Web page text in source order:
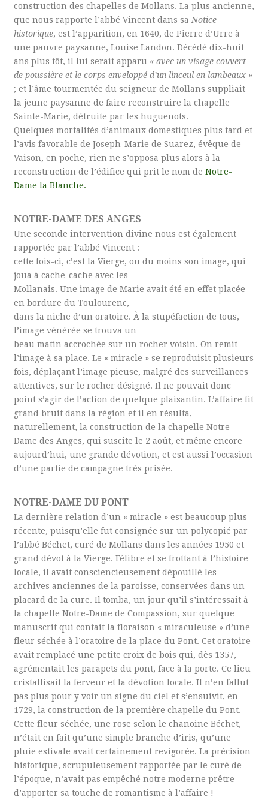
construction des chapelles de Mollans. La plus ancienne,
que nous rapporte l’abbé Vincent dans sa Notice
historique, est l’apparition, en 1640, de Pierre d’Urre à
une pauvre paysanne, Louise Landon. Décédé dix-huit
ans plus tôt, il lui serait apparu « avec un visage couvert
de poussière et le corps enveloppé d’un linceul en lambeaux »
; et l’âme tourmentée du seigneur de Mollans suppliait
la jeune paysanne de faire reconstruire la chapelle
Sainte-Marie, détruite par les huguenots.
Quelques mortalités d’animaux domestiques plus tard et
l’avis favorable de Joseph-Marie de Suarez, évêque de
Vaison, en poche, rien ne s’opposa plus alors à la
reconstruction de l’édifice qui prit le nom de Notre-
Dame la Blanche.
NOTRE-DAME DES ANGES
Une seconde intervention divine nous est également
rapportée par l’abbé Vincent :
cette fois-ci, c’est la Vierge, ou du moins son image, qui
joua à cache-cache avec les
Mollanais. Une image de Marie avait été en effet placée
en bordure du Toulourenc,
dans la niche d’un oratoire. À la stupéfaction de tous,
l’image vénérée se trouva un
beau matin accrochée sur un rocher voisin. On remit
l’image à sa place. Le « miracle » se reproduisit plusieurs
fois, déplaçant l’image pieuse, malgré des surveillances
attentives, sur le rocher désigné. Il ne pouvait donc
point s’agir de l’action de quelque plaisantin. L’affaire fit
grand bruit dans la région et il en résulta,
naturellement, la construction de la chapelle Notre-
Dame des Anges, qui suscite le 2 août, et même encore
aujourd’hui, une grande dévotion, et est aussi l’occasion
d’une partie de campagne très prisée.
NOTRE-DAME DU PONT
La dernière relation d’un « miracle » est beaucoup plus
récente, puisqu’elle fut consignée sur un polycopié par
l’abbé Béchet, curé de Mollans dans les années 1950 et
grand dévot à la Vierge. Félibre et se frottant à l’histoire
locale, il avait consciencieusement dépouillé les
archives anciennes de la paroisse, conservées dans un
placard de la cure. Il tomba, un jour qu’il s’intéressait à
la chapelle Notre-Dame de Compassion, sur quelque
manuscrit qui contait la floraison « miraculeuse » d’une
fleur séchée à l’oratoire de la place du Pont. Cet oratoire
avait remplacé une petite croix de bois qui, dès 1357,
agrémentait les parapets du pont, face à la porte. Ce lieu
cristallisait la ferveur et la dévotion locale. Il n’en fallut
pas plus pour y voir un signe du ciel et s’ensuivit, en
1729, la construction de la première chapelle du Pont.
Cette fleur séchée, une rose selon le chanoine Béchet,
n’était en fait qu’une simple branche d’iris, qu’une
pluie estivale avait certainement revigorée. La précision
historique, scrupuleusement rapportée par le curé de
l’époque, n’avait pas empêché notre moderne prêtre
d’apporter sa touche de romantisme à l’affaire !